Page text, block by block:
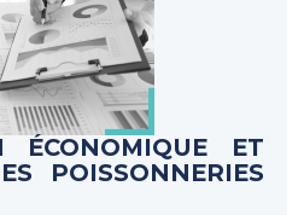
ÉCONOMIQUE ET
POISSONNERIES